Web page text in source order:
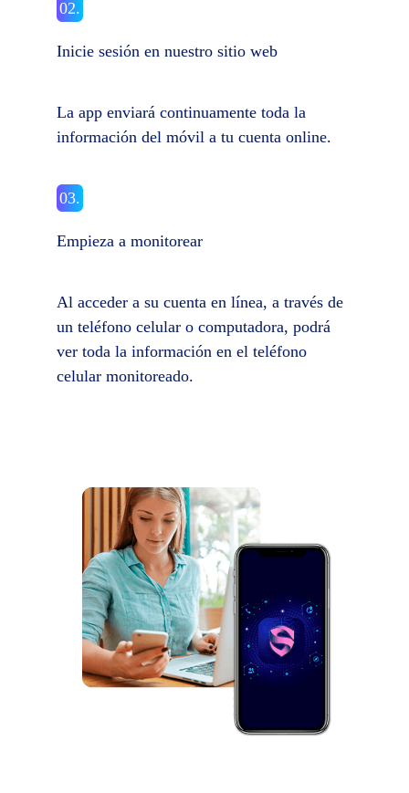
02.
Inicie sesión en nuestro sitio web
La app enviará continuamente toda la
información del móvil a tu cuenta online.
03.
Empieza a monitorear
Al acceder a su cuenta en línea, a través de
un teléfono celular o computadora, podrá
ver toda la información en el teléfono
celular monitoreado.